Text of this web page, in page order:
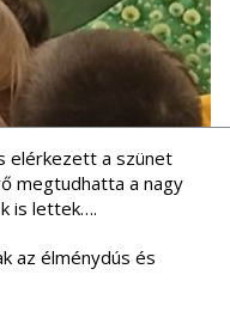
elérkezett a szünet
megtudhatta a nagy
is lettek….
az élménydús és